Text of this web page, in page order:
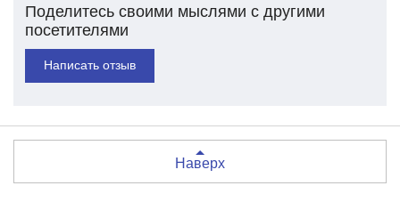
Поделитесь своими мыслями с другими
посетителями
Написать отзыв
Наверх